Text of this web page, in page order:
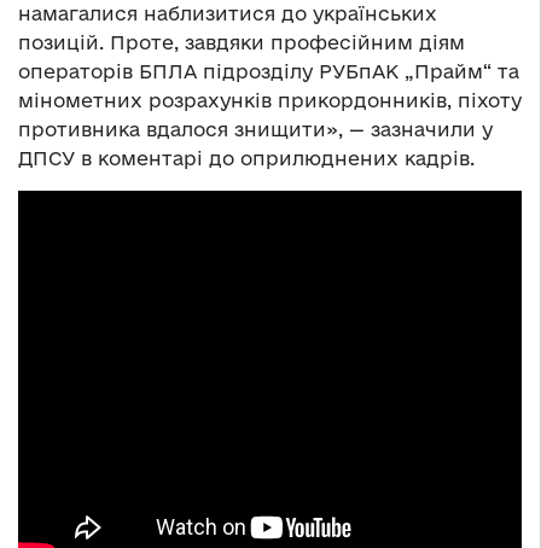
намагалися наблизитися до українських
позицій. Проте, завдяки професійним діям
операторів БПЛА підрозділу РУБпАК „Прайм“ та
мінометних розрахунків прикордонників, піхоту
противника вдалося знищити», — зазначили у
ДПСУ в коментарі до оприлюднених кадрів.